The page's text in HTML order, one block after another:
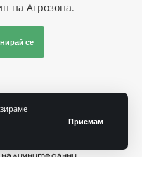
Приемам
на Агрозона.
се
на “Бисквитки”
личните данни